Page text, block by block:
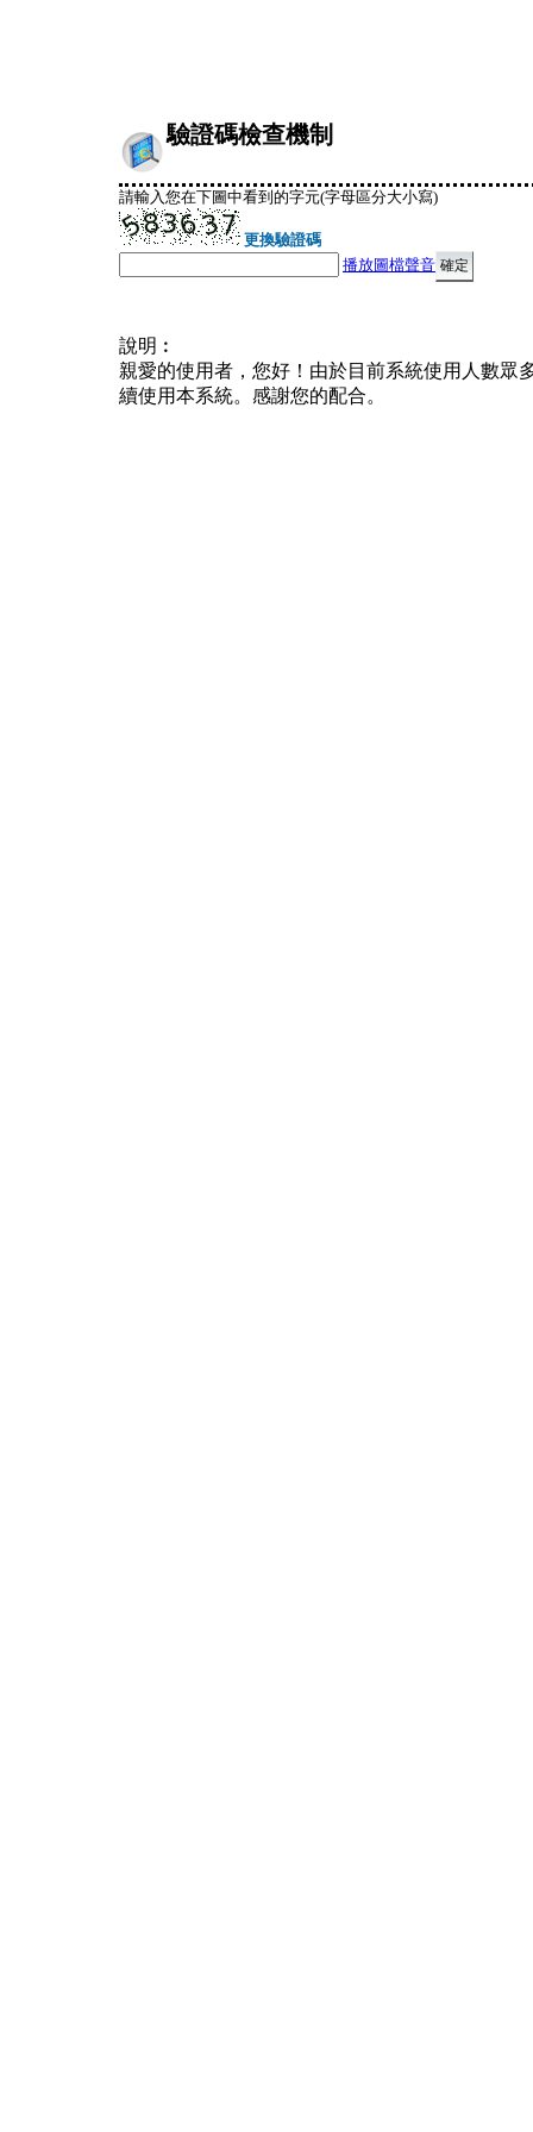
驗證碼檢查機制
請輸入您在下圖中看到的字元(字母區分大小寫)
更換驗證碼
播放圖檔聲音
說明︰
親愛的使用者，您好！由於目前系統使用人數眾
續使用本系統。感謝您的配合。